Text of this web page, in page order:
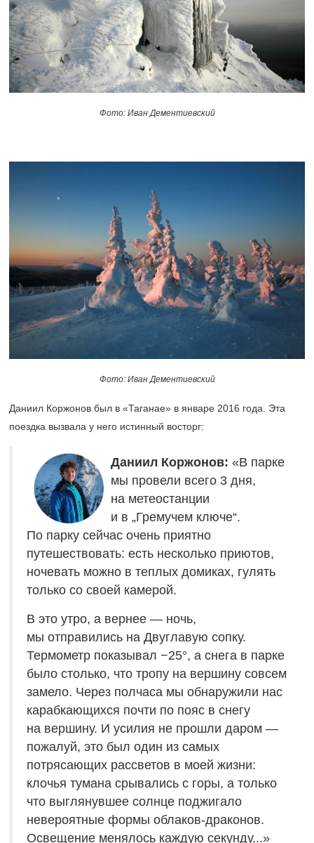
Фото: Иван Дементиевский
Фото: Иван Дементиевский
Даниил Коржонов был в «Таганае» в январе 2016 года. Эта
поездка вызвала у него истинный восторг:
Даниил Коржонов: «В парке
мы провели всего 3 дня,
на метеостанции
и в „Гремучем ключе“.
По парку сейчас очень приятно
путешествовать: есть несколько приютов,
ночевать можно в теплых домиках, гулять
только со своей камерой.
В это утро, а вернее — ночь,
мы отправились на Двуглавую сопку.
Термометр показывал −25°, а снега в парке
было столько, что тропу на вершину совсем
замело. Через полчаса мы обнаружили нас
карабкающихся почти по пояс в снегу
на вершину. И усилия не прошли даром —
пожалуй, это был один из самых
потрясающих рассветов в моей жизни:
клочья тумана срывались с горы, а только
что выглянувшее солнце поджигало
невероятные формы облаков-драконов.
Освещение менялось каждую секунду...»